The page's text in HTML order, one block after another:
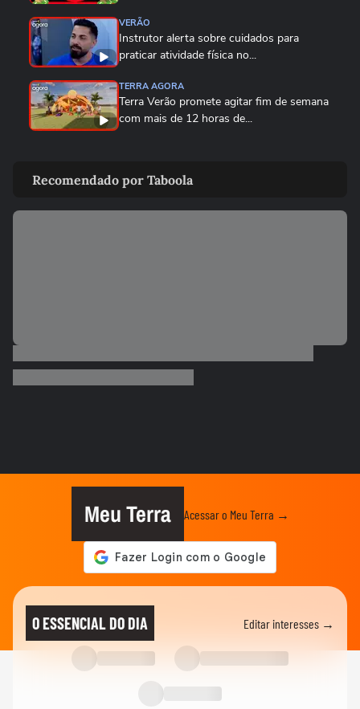
VERÃO
Instrutor alerta sobre cuidados para
praticar atividade física no...
TERRA AGORA
Terra Verão promete agitar fim de semana
com mais de 12 horas de...
participa de ensaio da Unidos...
VERÃO
começar a correr
Como não cair em golpes de agências de
viagem
Descubra todos os detalhes do Terra
Verão
O que você considera indispensável para
curtir o verão?
Recomendado por Taboola
Meu Terra Acessar o Meu Terra →
O ESSENCIAL DO DIA Editar interesses →